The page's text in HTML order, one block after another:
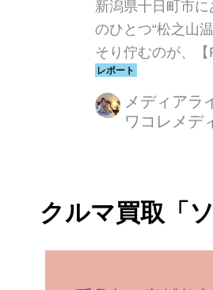
新潟県十日町市
のひとつ“松之山
そり佇むのが、
［suimu］】。か
ーションしたこの
んで、ととのう”
メディアラ
ワコレメデ
クルマ買取「